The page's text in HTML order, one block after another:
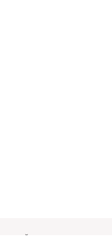
сайте не является